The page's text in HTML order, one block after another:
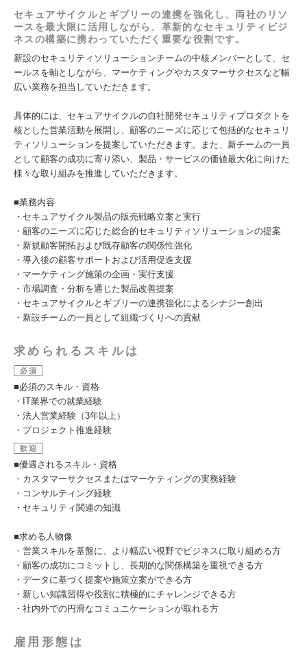
セキュアサイクルとギブリーの連携を強化し、両社のリソ
ースを最大限に活用しながら、革新的なセキュリティビジ
ネスの構築に携わっていただく重要な役割です。
新設のセキュリティソリューションチームの中核メンバーとして、セ
ールスを軸としながら、マーケティングやカスタマーサクセスなど幅
広い業務を担当していただきます。
具体的には、セキュアサイクルの自社開発セキュリティプロダクトを
核とした営業活動を展開し、顧客のニーズに応じて包括的なセキュリ
ティソリューションを提案していただきます。また、新チームの一員
として顧客の成功に寄り添い、製品・サービスの価値最大化に向けた
様々な取り組みを推進していただきます。
■業務内容
・セキュアサイクル製品の販売戦略立案と実行
・顧客のニーズに応じた総合的セキュリティソリューションの提案
・新規顧客開拓および既存顧客の関係性強化
・導入後の顧客サポートおよび活用促進支援
・マーケティング施策の企画・実行支援
・市場調査・分析を通じた製品改善提案
・セキュアサイクルとギブリーの連携強化によるシナジー創出
・新設チームの一員として組織づくりへの貢献
求められるスキルは
必須
■必須のスキル・資格
・IT業界での就業経験
・法人営業経験（3年以上）
・プロジェクト推進経験
歓迎
■優遇されるスキル・資格
・カスタマーサクセスまたはマーケティングの実務経験
・コンサルティング経験
・セキュリティ関連の知識
■求める人物像
・営業スキルを基盤に、より幅広い視野でビジネスに取り組める方
・顧客の成功にコミットし、長期的な関係構築を重視できる方
・データに基づく提案や施策立案ができる方
・新しい知識習得や役割に積極的にチャレンジできる方
・社内外での円滑なコミュニケーションが取れる方
雇用形態は